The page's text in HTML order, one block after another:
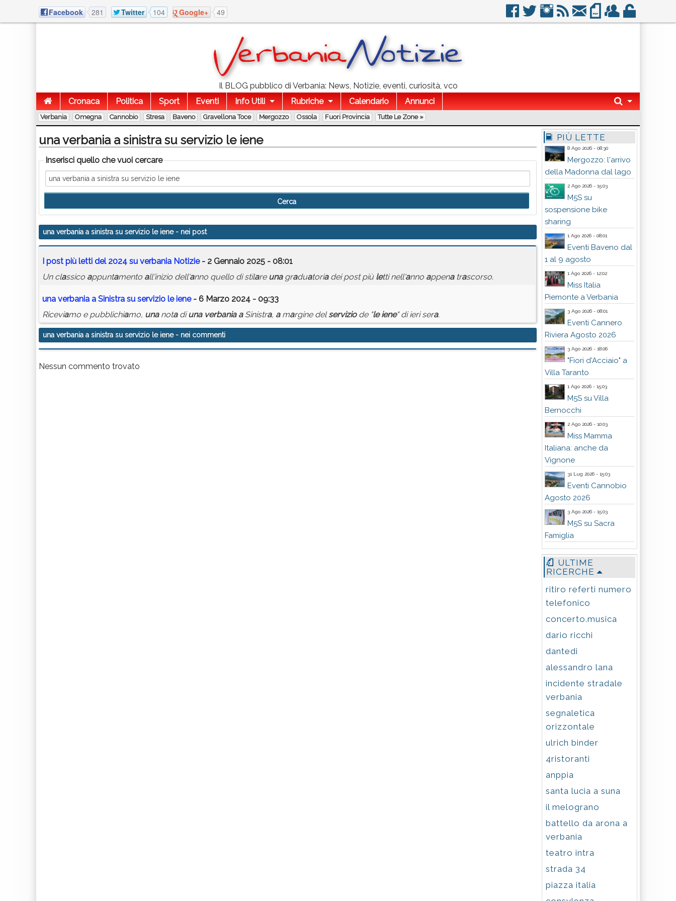
Facebook 281 Twitter 104 Google+ 49
Il BLOG pubblico di Verbania: News, Notizie, eventi, curiosità, vco
Cronaca
Politica Sport Eventi Info Utili Rubriche Calendario Annunci
Verbania Omegna Cannobio Stresa Baveno Gravellona Toce Mergozzo Ossola Fuori Provincia Tutte Le Zone »
una verbania a sinistra su servizio le iene
Inserisci quello che vuoi cercare
una verbania a sinistra su servizio le iene- nei post
I post più letti del 2024 su verbania Notizie- 2 Gennaio 2025 - 08:01
Un classico appuntamento all'inizio dell'anno quello di stilare unagraduatoriadei post più letti nell'anno appenatrascorso.
una verbania a Sinistra su servizio le iene- 6 Marzo 2024 - 09:33
Riceviamo e pubblichiamo, unanotadiuna verbania aSinistra, amargine delserviziode "le iene" di ieri sera.
una verbania a sinistra su servizio le iene- nei commenti
Nessun commento trovato
PIÙ LETTE
8 Ago 2026 - 08:30
Mergozzo: l'arrivo
della Madonna dal lago
2 Ago 2026 - 15:03
M5S su
sospensione bike
sharing
1 Ago 2026 - 08:01
Eventi Baveno dal
1 al 9 agosto
1 Ago 2026 - 12:02
Miss Italia
Piemonte a Verbania
3 Ago 2026 - 08:01
Eventi Cannero
Riviera Agosto 2026
3 Ago 2026 - 18:06
"Fiori d'Acciaio" a
Villa Taranto
1 Ago 2026 - 15:03
M5S su Villa
Bernocchi
2 Ago 2026 - 10:03
Miss Mamma
Italiana: anche da
Vignone
31 Lug 2026 - 15:03
Eventi Cannobio
Agosto 2026
3 Ago 2026 - 15:03
M5S su Sacra
Famiglia
ULTIME
RICERCHE
ritiro referti numero
telefonico
concerto.musica
dario ricchi
dantedi
alessandro lana
incidente stradale
verbania
segnaletica
orizzontale
ulrich binder
4ristoranti
anppia
santa lucia a suna
il melograno
battello da arona a
verbania
teatro intra
strada 34
piazza italia